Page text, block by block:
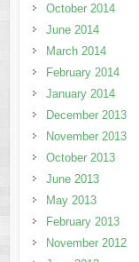
October 2014
June 2014
March 2014
February 2014
January 2014
December 2013
November 2013
October 2013
June 2013
May 2013
February 2013
November 2012